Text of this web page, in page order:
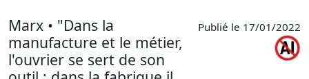
Marx • "Dans la
manufacture et le métier,
l'ouvrier se sert de son
Publié le 17/01/2022